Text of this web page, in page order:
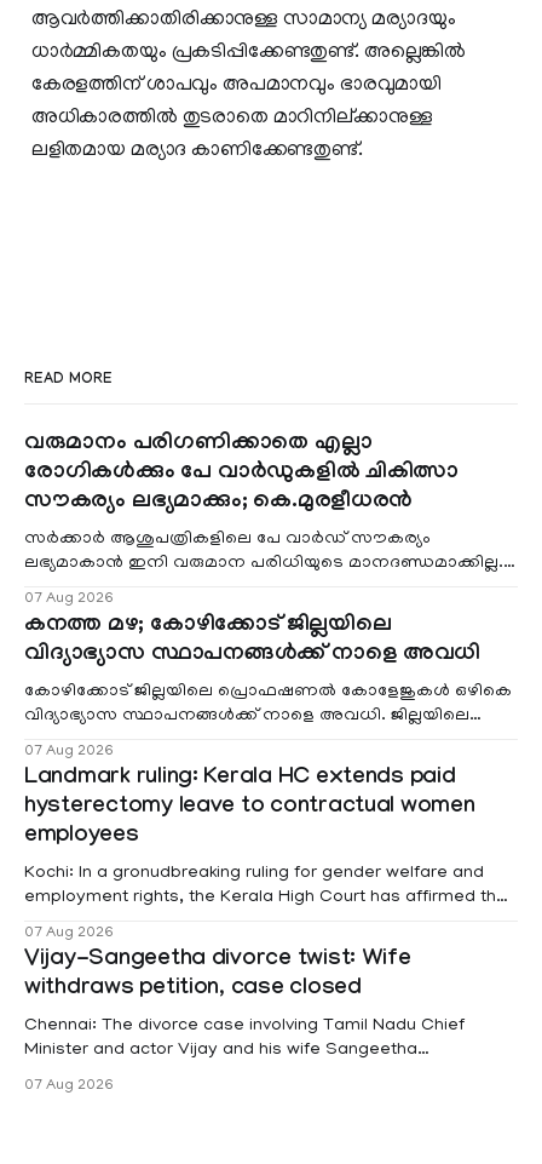
ആവർത്തിക്കാതിരിക്കാനുള്ള സാമാന്യ മര്യാദയും
ധാർമ്മികതയും പ്രകടിപ്പിക്കേണ്ടതുണ്ട്. അല്ലെങ്കിൽ
കേരളത്തിന് ശാപവും അപമാനവും ഭാരവുമായി
അധികാരത്തിൽ തുടരാതെ മാറിനില്ക്കാനുള്ള
ലളിതമായ മര്യാദ കാണിക്കേണ്ടതുണ്ട്.
READ MORE
വരുമാനം പരിഗണിക്കാതെ എല്ലാ
രോഗികൾക്കും പേ വാർഡുകളിൽ ചികിത്സാ
സൗകര്യം ലഭ്യമാക്കും; കെ.മുരളീധരൻ
സർക്കാർ ആശുപത്രികളിലെ പേ വാർഡ് സൗകര്യം
ലഭ്യമാകാൻ ഇനി വരുമാന പരിധിയുടെ മാനദണ്ഡമാക്കില്ല.
07 Aug 2026
കനത്ത മഴ; കോഴിക്കോട് ജില്ലയിലെ
വിദ്യാഭ്യാസ സ്ഥാപനങ്ങൾക്ക് നാളെ അവധി
കോഴിക്കോട് ജില്ലയിലെ പ്രൊഫഷണൽ കോളേജുകൾ ഒഴികെ
വിദ്യാഭ്യാസ സ്ഥാപനങ്ങൾക്ക് നാളെ അവധി. ജില്ലയിലെ
07 Aug 2026
Landmark ruling: Kerala HC extends paid
hysterectomy leave to contractual women
employees
Kochi: In a gronudbreaking ruling for gender welfare and
employment rights, the Kerala High Court has affirmed that
projects are eligible for paid medical leave following
hysterectomy surgery under the Kerala Service Rules
(KSR). The court noted that since essential benefits like
maternity
07 Aug 2026
Vijay-Sangeetha divorce twist: Wife
withdraws petition, case closed
Chennai: The divorce case involving Tamil Nadu Chief
Minister and actor Vijay and his wife Sangeetha
Sowrnalingam has taken a new turn after Sangeetha
07 Aug 2026